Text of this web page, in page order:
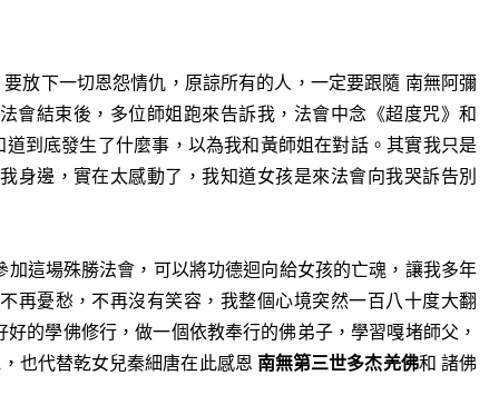
下一切恩怨情仇，原諒所有的人，一定要跟隨 南無阿彌
結束後，多位師姐跑來告訴我，法會中念《超度咒》和
到底發生了什麼事，以為我和黃師姐在對話。其實我只是
身邊，實在太感動了，我知道女孩是來法會向我哭訴告別
加這場殊勝法會，可以將功德迴向給女孩的亡魂，讓我多年
再憂愁，不再沒有笑容，我整個心境突然一百八十度大翻
的學佛修行，做一個依教奉行的佛弟子，學習嘎堵師父，
也代替乾女兒秦細唐在此感恩 南無第三世多杰羌佛和 諸佛